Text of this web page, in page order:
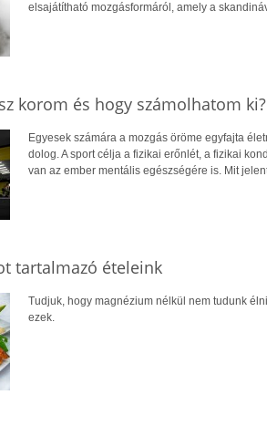
elsajátítható mozgásformáról, amely a
korom és hogy számolhatom ki?
Egyesek számára a mozgás öröme egyfajta
dolog. A sport célja a fizikai erőnlét, a fizikai
van az ember mentális egészségére is. Mit
tartalmazó ételeink
Tudjuk, hogy magnézium nélkül nem tudunk
ezek.